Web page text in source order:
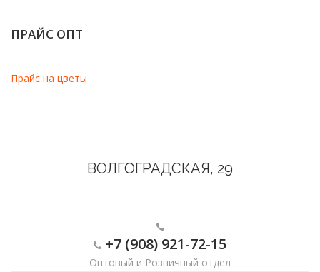
ПРАЙС ОПТ
Прайс на цветы
ВОЛГОГРАДСКАЯ, 29
+7 (908) 921-72-15
Оптовый и Розничный отдел